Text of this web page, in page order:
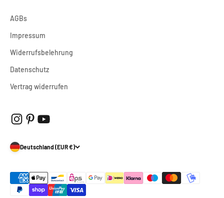
AGBs
Impressum
Widerrufsbelehrung
Datenschutz
Vertrag widerrufen
Deutschland (EUR €)